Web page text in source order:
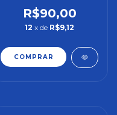
R$90,00
12 x de R$9,12